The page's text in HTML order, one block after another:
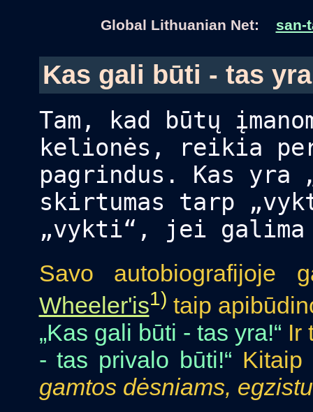
Global Lithuanian Net: san-
Kas gali būti - tas
Tam, kad būtų
kelionės, reikia
pagrindus. Kas yra
skirtumas tarp
„vykti“, jei
Savo autobiografijoje
Wheeler'is1) taip
„Kas gali būti - tas yra!“ Ir
- tas privalo būti!“ Kitaip
gamtos dėsniams,